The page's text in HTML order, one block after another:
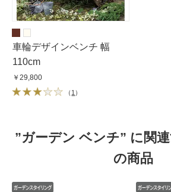
車輪デザインベンチ 幅
110cm
￥29,800
（ 1 ）
”ガーデン ベンチ” に関
の商品